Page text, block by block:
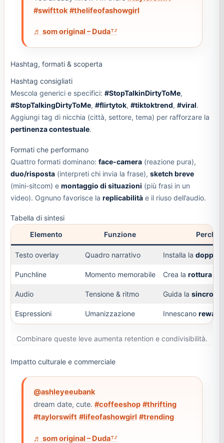
#swifttok #thelifeofashowgirl
♬ som original – Duda⸆⸉
Hashtag, formati & scoperta
Hashtag consigliati
Mescola generici e specifici: #StopTalkinDirtyToMe,
#StopTalkingDirtyToMe, #flirtytok, #tiktoktrend, #viral.
Aggiungi tag di nicchia (città, settore, tema) per rafforzare la
pertinenza contestuale.
Formati che performano
Quattro formati dominano: face-camera(reazione pura),
duo/risposta(interpreti chi invia la frase), sketch breve
(mini-sitcom) e montaggio di situazioni (più frasi in un
video). Ognuno favorisce la replicabilitàe il riuso dell’audio.
Tabella di sintesi
Elemento
Funzione Perché
Testo overlay Quadro narrativo Installa la doppia
Punchline Momento memorabile Crea la rottura
Audio Tensione & ritmo Guida la sincronia
Espressioni Umanizzazione Innescano
Combinare queste leve aumenta retention e condivisibilità.
Impatto culturale e commerciale
@ashleyeeubank
dream date, cute. #coffeeshop #thrifting
#taylorswift #lifeofashowgirl #trending
♬ som original – Duda⸆⸉